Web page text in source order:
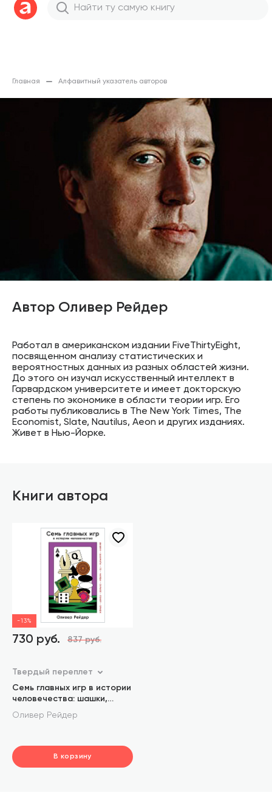
Главная Алфавитный указатель авторов
Автор Оливер Рейдер
Работал в американском издании FiveThirtyEight,
посвященном анализу статистических и
вероятностных данных из разных областей жизни.
До этого он изучал искусственный интеллект в
Гарвардском университете и имеет докторскую
степень по экономике в области теории игр. Его
работы публиковались в The New York Times, The
Economist, Slate, Nautilus, Aeon и других изданиях.
Живет в Нью-Йорке.
Книги автора
-13%
730 руб. 837 руб.
Твердый переплет
Семь главных игр в истории
человечества: шашки,
шахматы, го, нарды,
скрабл, покер, бридж
Оливер Рейдер
В корзину